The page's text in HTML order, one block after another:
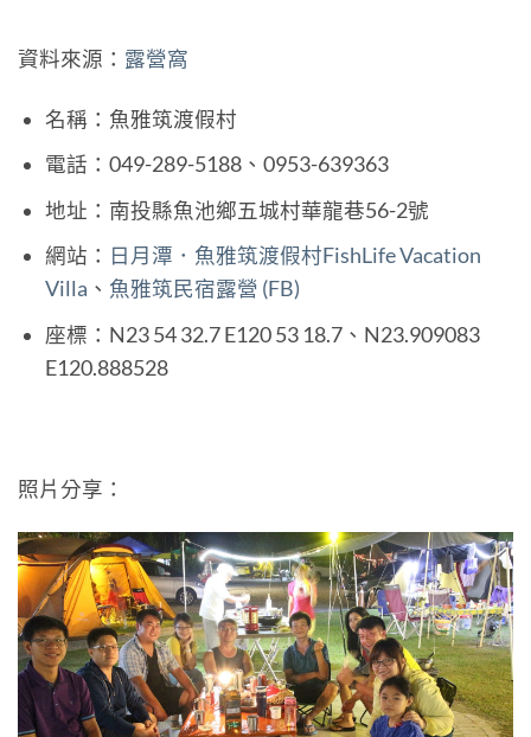
資料來源： 露營窩
名稱：魚雅筑渡假村
電話：049-289-5188、0953-639363
地址：南投縣魚池鄉五城村華龍巷56-2號
網站： 日月潭．魚雅筑渡假村FishLife Vacation
Villa 、 魚雅筑民宿露營 (FB)
座標：N23 54 32.7 E120 53 18.7、N23.909083
E120.888528
照片分享：